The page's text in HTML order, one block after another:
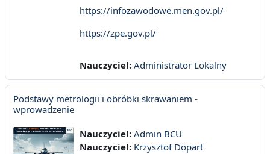
https://infozawodowe.men.gov.pl/
https://zpe.gov.pl/
Nauczyciel: Administrator Lokalny
Podstawy metrologii i obróbki skrawaniem -
wprowadzenie
Nauczyciel: Admin BCU
Nauczyciel: Krzysztof Dopart